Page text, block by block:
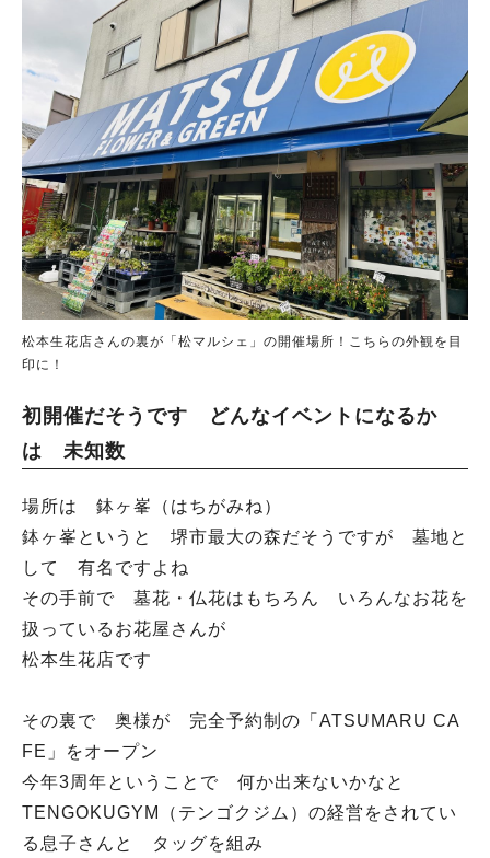
松本生花店さんの裏が「松マルシェ」の開催場所！こちらの外観を目
印に！
初開催だそうです どんなイベントになるか
は 未知数
場所は 鉢ヶ峯（はちがみね）
鉢ヶ峯というと 堺市最大の森だそうですが 墓地と
して 有名ですよね
その手前で 墓花・仏花はもちろん いろんなお花を
扱っているお花屋さんが
松本生花店です
その裏で 奥様が 完全予約制の「ATSUMARU CA
FE」をオープン
今年3周年ということで 何か出来ないかなと
TENGOKUGYM（テンゴクジム）の経営をされてい
る息子さんと タッグを組み